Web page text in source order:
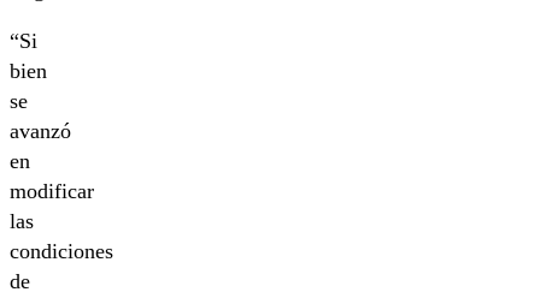
“Si
bien
se
avanzó
en
modificar
las
condiciones
de